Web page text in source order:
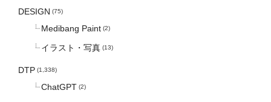
DESIGN (75)
Medibang Paint (2)
イラスト・写真 (13)
DTP (1,338)
ChatGPT (2)